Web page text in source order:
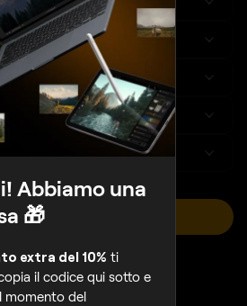
TARIFFE
Abbiamo una
🎁
extra del 10% ti
il codice qui sotto e
momento del